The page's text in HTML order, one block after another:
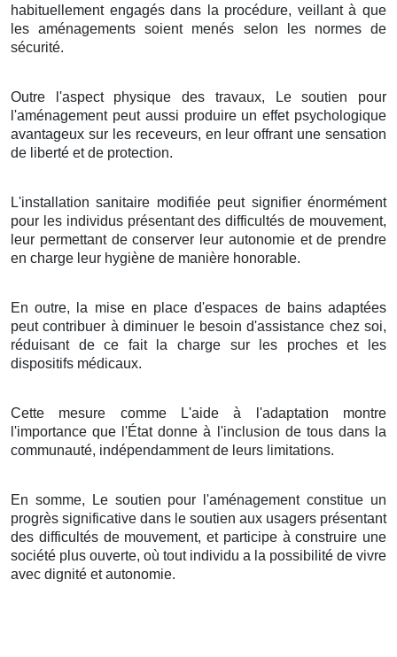
habituellement engagés dans la procédure, veillant à que
les aménagements soient menés selon les normes de
sécurité.
Outre l'aspect physique des travaux, Le soutien pour
l'aménagement peut aussi produire un effet psychologique
avantageux sur les receveurs, en leur offrant une sensation
de liberté et de protection.
L'installation sanitaire modifiée peut signifier énormément
pour les individus présentant des difficultés de mouvement,
leur permettant de conserver leur autonomie et de prendre
en charge leur hygiène de manière honorable.
En outre, la mise en place d'espaces de bains adaptées
peut contribuer à diminuer le besoin d'assistance chez soi,
réduisant de ce fait la charge sur les proches et les
dispositifs médicaux.
Cette mesure comme L'aide à l'adaptation montre
l'importance que l'État donne à l'inclusion de tous dans la
communauté, indépendamment de leurs limitations.
En somme, Le soutien pour l'aménagement constitue un
progrès significative dans le soutien aux usagers présentant
des difficultés de mouvement, et participe à construire une
société plus ouverte, où tout individu a la possibilité de vivre
avec dignité et autonomie.